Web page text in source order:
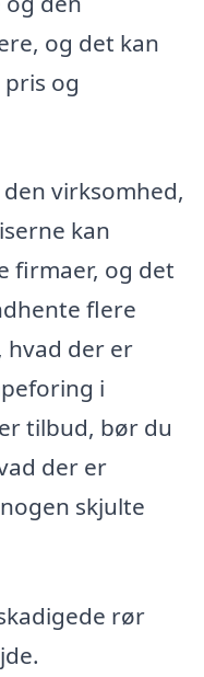
og det kan
og
virksomhed,
kan
firmaer, og det
flere
hvad der er
i
tilbud, bør du
der er
skjulte
rør